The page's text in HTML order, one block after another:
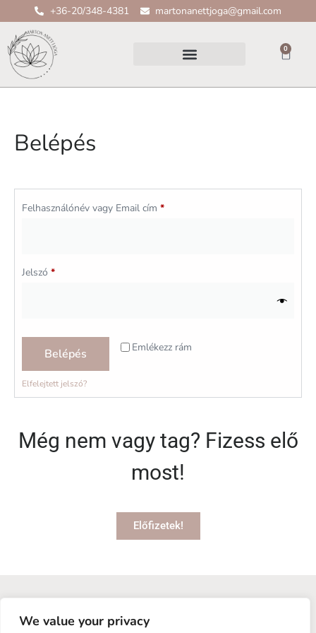
We value your privacy
+36-20/348-4381 martonanettjoga@gmail.com
0
Belépés
Felhasználónév vagy Email cím *
Jelszó *
Emlékezz rám
Belépés
Elfelejtett jelszó?
Még nem vagy tag? Fizess elő
most!
Előfizetek!